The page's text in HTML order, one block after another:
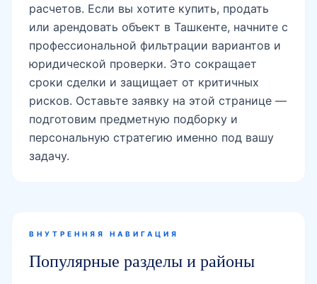
расчетов. Если вы хотите купить, продать
или арендовать объект в Ташкенте, начните с
профессиональной фильтрации вариантов и
юридической проверки. Это сокращает
сроки сделки и защищает от критичных
рисков. Оставьте заявку на этой странице —
подготовим предметную подборку и
персональную стратегию именно под вашу
задачу.
ВНУТРЕННЯЯ НАВИГАЦИЯ
Популярные разделы и районы